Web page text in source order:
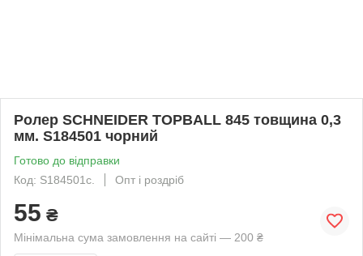
Ролер SCHNEIDER TOPBALL 845 товщина 0,3
мм. S184501 чорний
Готово до відправки
Код: S184501с.
Опт і роздріб
55 ₴
Мінімальна сума замовлення на сайті — 200 ₴